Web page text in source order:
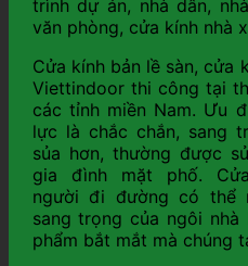
trình dự án, nhà dân,
văn phòng, cửa kính nhà
Cửa kính bản lề sàn, cửa
Viettindoor thi công tại
các tỉnh miền Nam. Ưu
lực là chắc chắn, sang
sủa hơn, thường được
gia đình mặt phố.
người đi đường có thể
sang trọng của ngôi nhà
phẩm bắt mắt mà chúng